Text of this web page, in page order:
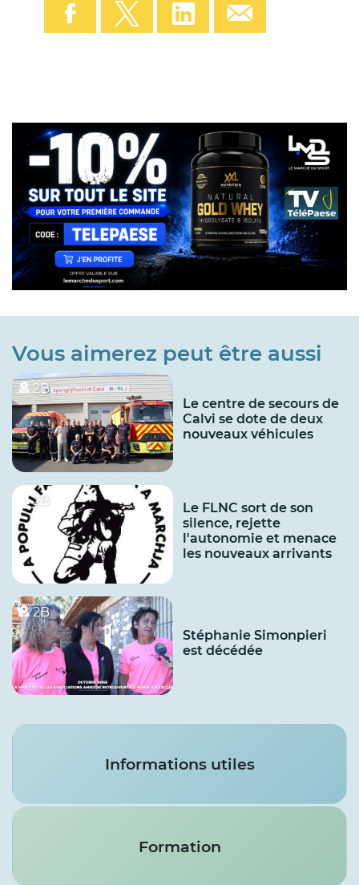
Vous aimerez peut être aussi
2B
Le centre de secours de
Calvi se dote de deux
nouveaux véhicules
2B
Le FLNC sort de son
silence, rejette
l'autonomie et menace
les nouveaux arrivants
2B
Stéphanie Simonpieri
est décédée
Services
Informations utiles
Formation